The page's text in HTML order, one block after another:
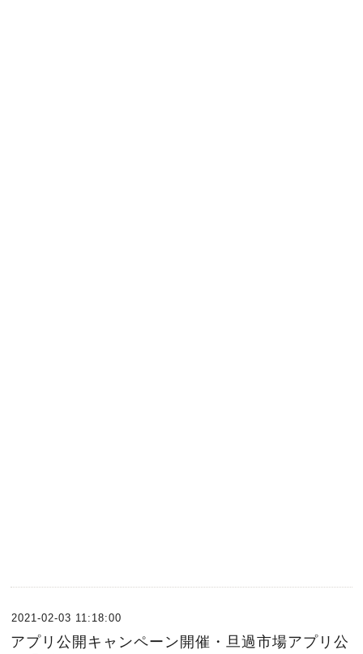
2021-02-03 11:18:00
アプリ公開キャンペーン開催・旦過市場アプリ公